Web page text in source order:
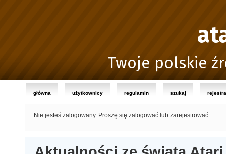
Twoje polskie
główna użytkownicy regulamin szukaj
Nie jesteś zalogowany. Proszę się zalogować lub zarejestrować.